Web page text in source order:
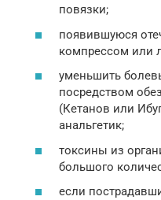
повязки;
появившуюся
компрессом или
уменьшить
посредством
(Кетанов или
анальгетик;
токсины из
большого
если